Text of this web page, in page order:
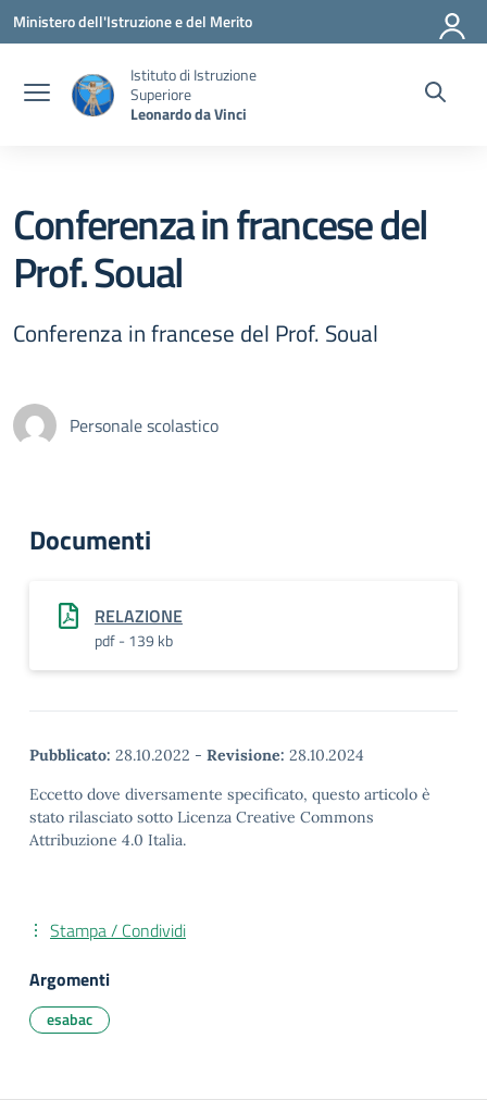
Vai ai contenuti
Vai al menu di navigazione
Vai al footer
Ministero dell'Istruzione e del Merito
Istituto di Istruzione
Superiore
Leonardo da Vinci
Conferenza in francese del
Prof. Soual
Conferenza in francese del Prof. Soual
Personale scolastico
Documenti
RELAZIONE
pdf - 139 kb
Pubblicato: 28.10.2022 - Revisione: 28.10.2024
Eccetto dove diversamente specificato, questo articolo è
stato rilasciato sotto Licenza Creative Commons
Attribuzione 4.0 Italia.
Stampa / Condividi
Argomenti
esabac